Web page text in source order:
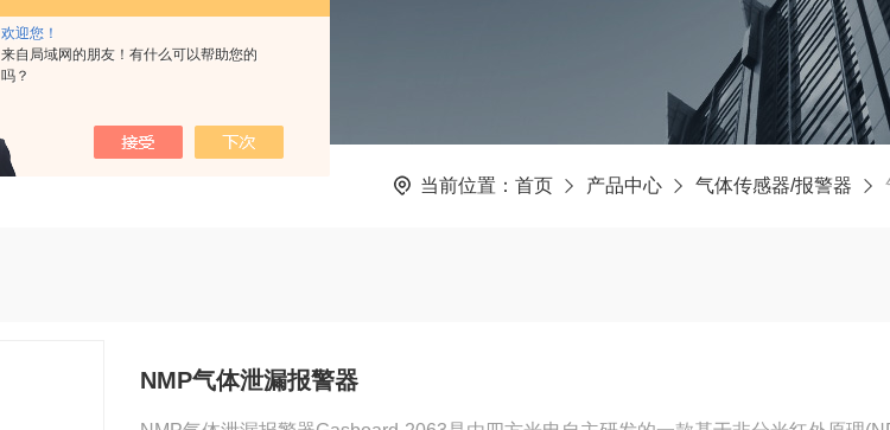
欢迎您！
来自局域网的朋友！有什么可以帮助您的
吗？
当前位置： 首页 产品中心 气体传感器/报警器
NMP气体泄漏报警器